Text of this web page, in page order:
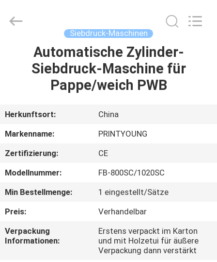
HAUS
PRODUKTE
VIDEOS
UNS
FABRIK-
AUSFLUG
QUALITÄTSKONTROLLE
Industry
Co.,Ltd.
Siebdruck-Maschinen
Automatische Zylinder-
Siebdruck-Maschine für
Pappe/weich PWB
Herkunftsort:
China
Markenname:
PRINTYOUNG
Zertifizierung:
CE
Modellnummer:
FB-800SC/1020SC
Min Bestellmenge:
1 eingestellt/Sätze
Preis:
Verhandelbar
Verpackung
Informationen:
Erstens verpackt im Karton
und mit Holzetui für äußere
Verpackung dann verstärkt